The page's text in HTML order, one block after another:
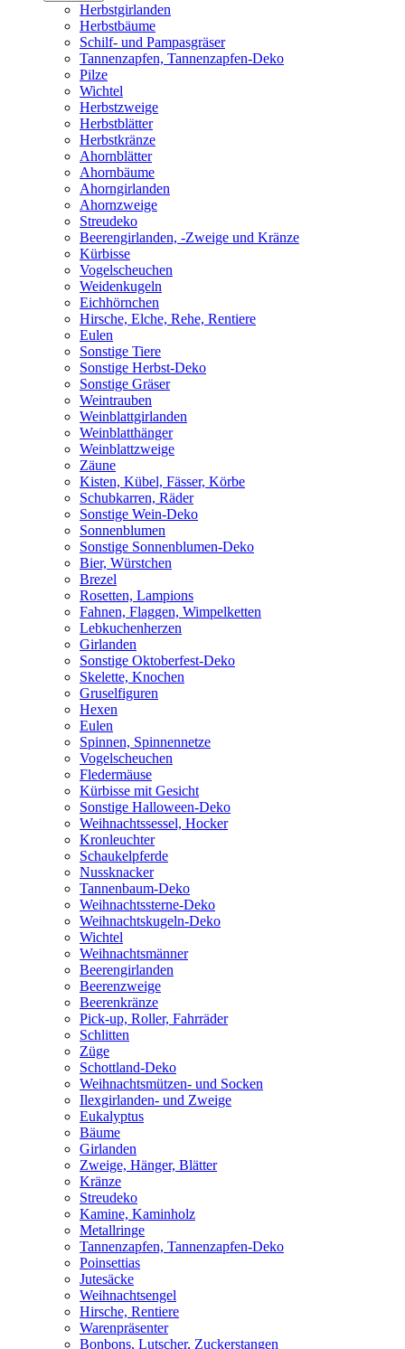
Herbstgirlanden
Herbstbäume
Schilf- und Pampasgräser
Tannenzapfen, Tannenzapfen-Deko
Pilze
Wichtel
Herbstzweige
Herbstblätter
Herbstkränze
Ahornblätter
Ahornbäume
Ahorngirlanden
Ahornzweige
Streudeko
Beerengirlanden, -Zweige und Kränze
Kürbisse
Vogelscheuchen
Weidenkugeln
Eichhörnchen
Hirsche, Elche, Rehe, Rentiere
Eulen
Sonstige Tiere
Sonstige Herbst-Deko
Sonstige Gräser
Weintrauben
Weinblattgirlanden
Weinblatthänger
Weinblattzweige
Zäune
Kisten, Kübel, Fässer, Körbe
Schubkarren, Räder
Sonstige Wein-Deko
Sonnenblumen
Sonstige Sonnenblumen-Deko
Bier, Würstchen
Brezel
Rosetten, Lampions
Fahnen, Flaggen, Wimpelketten
Lebkuchenherzen
Girlanden
Sonstige Oktoberfest-Deko
Skelette, Knochen
Gruselfiguren
Hexen
Eulen
Spinnen, Spinnennetze
Vogelscheuchen
Fledermäuse
Kürbisse mit Gesicht
Sonstige Halloween-Deko
Weihnachtssessel, Hocker
Kronleuchter
Schaukelpferde
Nussknacker
Tannenbaum-Deko
Weihnachtssterne-Deko
Weihnachtskugeln-Deko
Wichtel
Weihnachtsmänner
Beerengirlanden
Beerenzweige
Beerenkränze
Pick-up, Roller, Fahrräder
Schlitten
Züge
Schottland-Deko
Weihnachtsmützen- und Socken
Ilexgirlanden- und Zweige
Eukalyptus
Bäume
Girlanden
Zweige, Hänger, Blätter
Kränze
Streudeko
Kamine, Kaminholz
Metallringe
Tannenzapfen, Tannenzapfen-Deko
Poinsettias
Jutesäcke
Weihnachtsengel
Hirsche, Rentiere
Warenpräsenter
Bonbons, Lutscher, Zuckerstangen